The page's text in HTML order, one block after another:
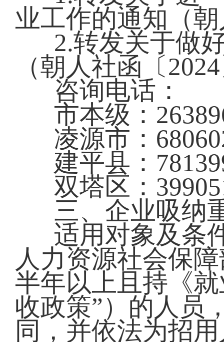
业工作的通知（
2.转发关于做
（朝人社函〔
咨询电话：
市本级：
凌源市：
建平县：
双塔区：
三、企业吸纳
适用对象及条
人力资源社会保
半年以上且持《
收政策”）的人员
同，并依法为招